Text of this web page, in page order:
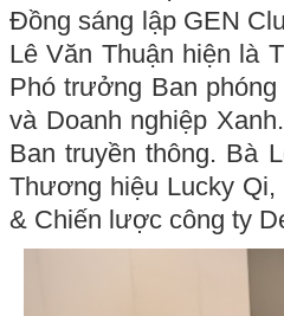
Đồng sáng lập GEN
Lê Văn Thuận hiện là
Phó trưởng Ban
và Doanh nghiệp
Ban truyền thông. Bà
Thương hiệu Lucky
& Chiến lược công ty